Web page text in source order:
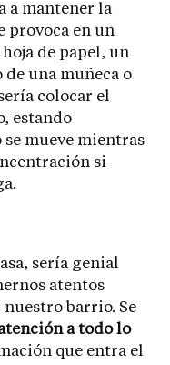
a mantener la
provoca en un
de papel, un
una muñeca o
colocar el
estando
mueve mientras
si
sería genial
atentos
barrio. Se
a todo lo
que entra el